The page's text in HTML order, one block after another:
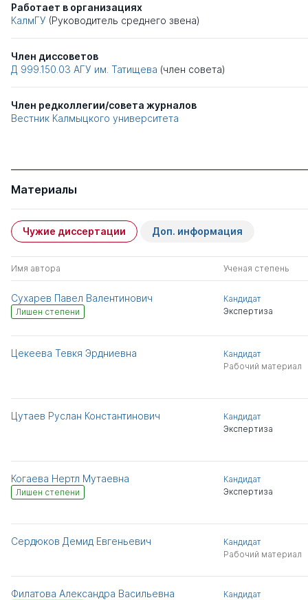
Работает в организациях
КалмГУ (Руководитель среднего звена)
Член диссоветов
Д 999.150.03 АГУ им. Татищева (член совета)
Член редколлегии/совета журналов
Вестник Калмыцкого университета
Материалы
Чужие диссертации Доп. информация
Имя автора Ученая степень
Сухарев Павел Валентинович
Лишен степени
Кандидат
Экспертиза
Цекеева Тевкя Эрдниевна
Кандидат
Рабочий материал
Цутаев Руслан Константинович
Кандидат
Экспертиза
Когаева Нертл Мутаевна
Лишен степени
Кандидат
Экспертиза
Сердюков Демид Евгеньевич
Кандидат
Рабочий материал
Филатова Александра Васильевна
Кандидат